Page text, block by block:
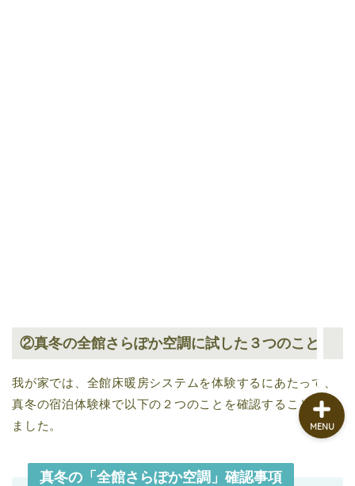
②真冬の全館さらぽか空調に試した３つのこと
我が家では、全館床暖房システムを体験するにあたって、
真冬の宿泊体験棟で以下の２つのことを確認することにし
ました。
真冬の「全館さらぽか空調」確認事項
MENU